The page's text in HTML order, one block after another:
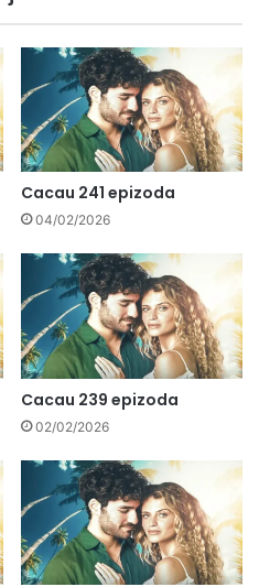
Cacau 241 epizoda
04/02/2026
Cacau 239 epizoda
02/02/2026